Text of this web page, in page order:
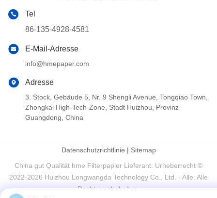
Tel
86-135-4928-4581
E-Mail-Adresse
info@hmepaper.com
Adresse
3. Stock, Gebäude 5, Nr. 9 Shengli Avenue, Tongqiao Town,
Zhongkai High-Tech-Zone, Stadt Huizhou, Provinz
Guangdong, China
Datenschutzrichtlinie | Sitemap
China gut Qualität hme Filterpapier Lieferant. Urheberrecht ©
2022-2026 Huizhou Longwangda Technology Co., Ltd. - Alle. Alle
Rechte vorbehalten.